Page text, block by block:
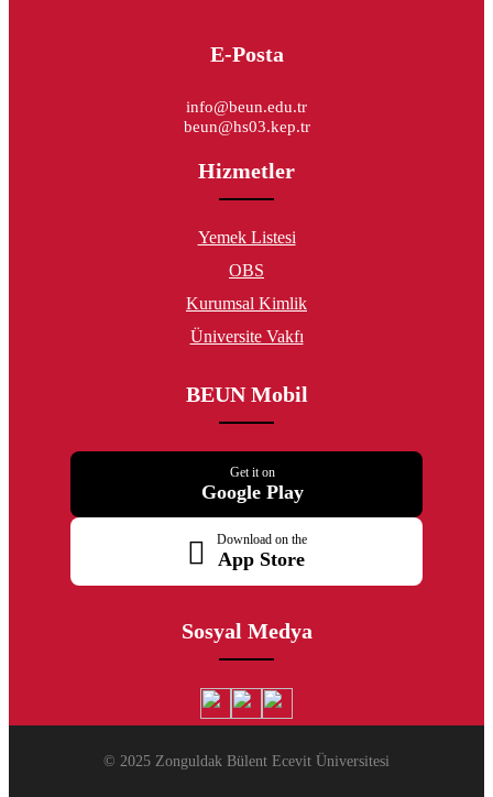
E-Posta
info@beun.edu.tr
beun@hs03.kep.tr
Hizmetler
Yemek Listesi
OBS
Kurumsal Kimlik
Üniversite Vakfı
BEUN Mobil
Get it on
Google Play
Download on the
App Store
Sosyal Medya
© 2025 Zonguldak Bülent Ecevit Üniversitesi